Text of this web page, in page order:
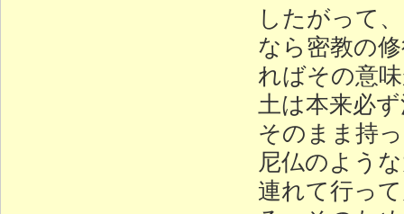
したがって
なら密教の
ればその意
土は本来必
そのまま持
尼仏のよう
連れて行っ